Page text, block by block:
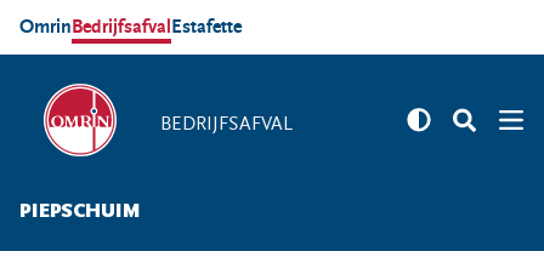
OmrinBedrijfsafvalEstafette
BEDRIJFSAFVAL
BEDRIJFSAFVAL
PIEPSCHUIM